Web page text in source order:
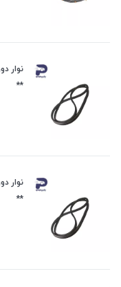
**
**